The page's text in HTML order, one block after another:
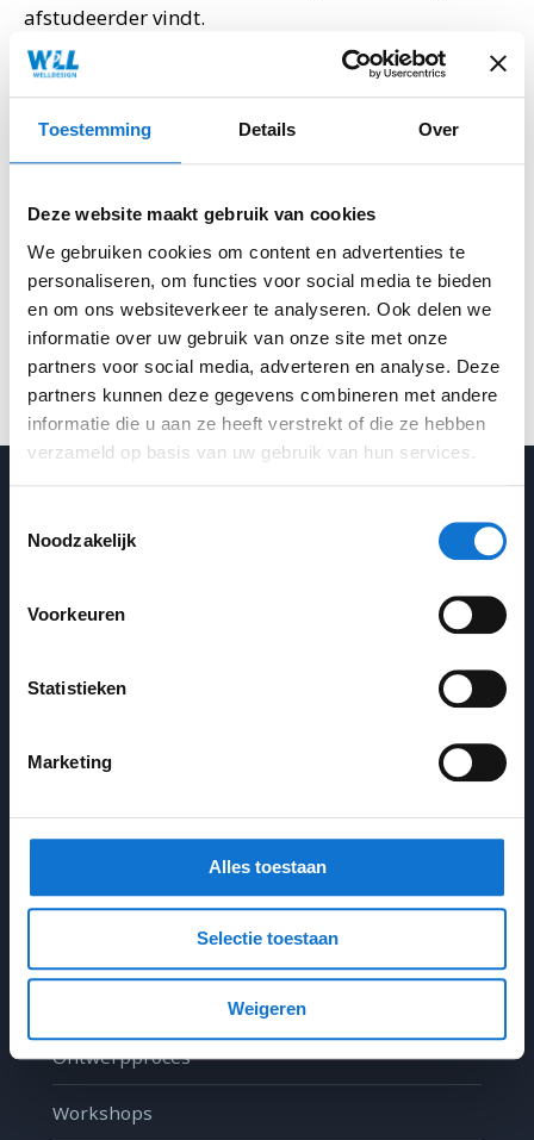
Toestemming Details Over
Deze website maakt gebruik van cookies
We gebruiken cookies om content en advertenties te
personaliseren, om functies voor social media te bieden
en om ons websiteverkeer te analyseren. Ook delen we
informatie over uw gebruik van onze site met onze
partners voor social media, adverteren en analyse. Deze
partners kunnen deze gegevens combineren met andere
informatie die u aan ze heeft verstrekt of die ze hebben
verzameld op basis van uw gebruik van hun services.
Noodzakelijk
Voorkeuren
Statistieken
Marketing
Alles toestaan
Selectie toestaan
Weigeren
afstudeerder vindt.
doorbraak
20 jaar BMA Axia ergonomische
kantoorstoel
Ontwerpproces
Workshops